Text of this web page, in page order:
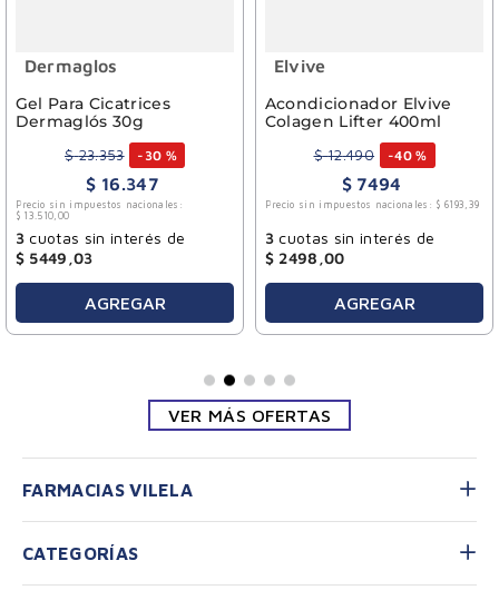
Dermaglos
Gel Para Cicatrices
Dermaglós 30g
$ 23.353 - 30 %
$ 16 347
Precio sin impuestos nacionales:
$ 13 510 00
3 cuotas sin interés de
$ 5449 ,03
AGREGAR
Elvive
Acondicionador Elvive
Colagen Lifter 400ml
$ 12.490 -40 %
$ 7494
Precio sin impuestos nacionales: $ 6193 39
3 cuotas sin interés de
$ 2498 ,00
AGREGAR
VER MÁS OFERTAS
FARMACIAS VILELA
CATEGORÍAS